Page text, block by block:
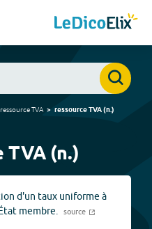
ressource TVA ressource TVA(n.)
TVA (n.)
d'un taux uniforme à
membre.
source